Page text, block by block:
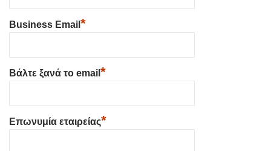
Business Email *
Βάλτε ξανά το email *
Επωνυμία εταιρείας*